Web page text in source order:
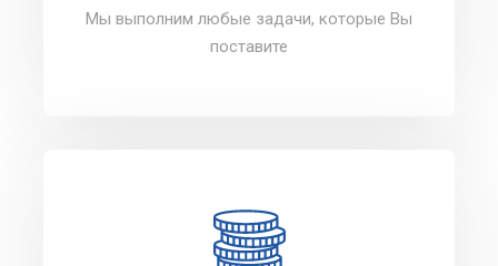
Мы выполним любые задачи, которые Вы
поставите